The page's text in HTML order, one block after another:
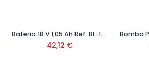
Bateria 18 V 1,05 Ah Ref. BL-1518-XJ
42,12 €